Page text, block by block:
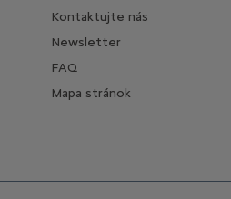
Kontaktujte nás
Newsletter
FAQ
Mapa stránok